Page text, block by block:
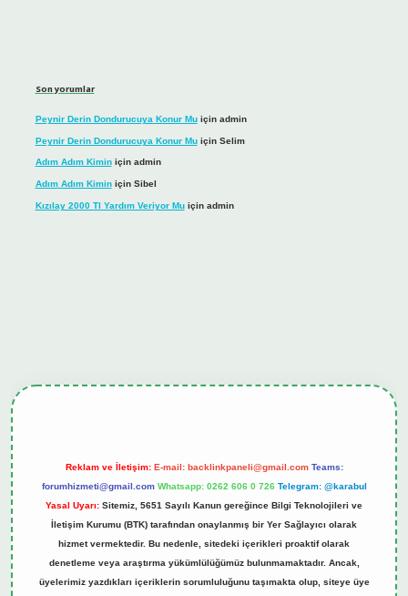
Son yorumlar
Peynir Derin Dondurucuya Konur Muiçin admin
Peynir Derin Dondurucuya Konur Muiçin Selim
Adım Adım Kiminiçin admin
Adım Adım Kiminiçin Sibel
Kızılay 2000 Tl Yardım Veriyor Muiçin admin
Reklam ve İletişim: E-mail: backlinkpaneli@gmail.com Teams:
forumhizmeti@gmail.com Whatsapp: 0262 606 0 726 Telegram: @karabul
Yasal Uyarı: Sitemiz, 5651 Sayılı Kanun gereğince Bilgi Teknolojileri ve
İletişim Kurumu (BTK) tarafından onaylanmış bir Yer Sağlayıcı olarak
hizmet vermektedir. Bu nedenle, sitedeki içerikleri proaktif olarak
denetleme veya araştırma yükümlülüğümüz bulunmamaktadır. Ancak,
üyelerimiz yazdıkları içeriklerin sorumluluğunu taşımakta olup, siteye üye